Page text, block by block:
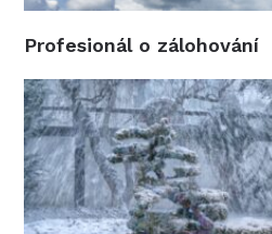
Profesionál o zálohování